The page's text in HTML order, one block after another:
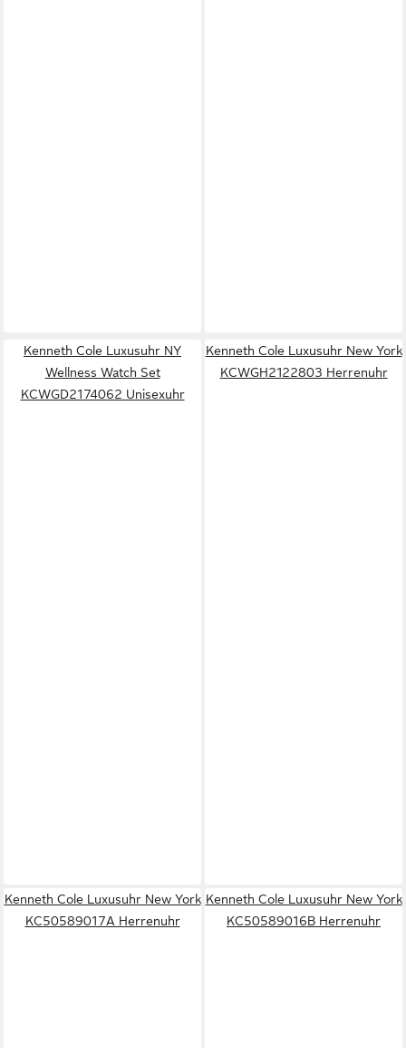
Kenneth Cole Luxusuhr NY
Wellness Watch Set
KCWGD2174062 Unisexuhr
Kenneth Cole Luxusuhr New York
KCWGH2122803 Herrenuhr
Kenneth Cole Luxusuhr New York
KC50589017A Herrenuhr
Kenneth Cole Luxusuhr New York
KC50589016B Herrenuhr